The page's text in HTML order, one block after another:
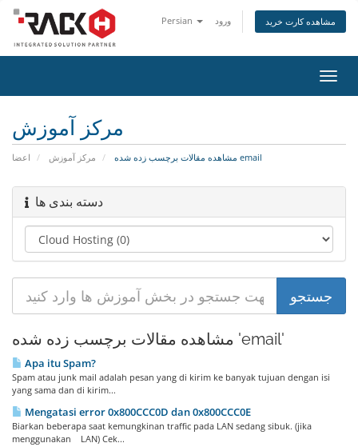
Persian ورود مشاهده کارت خرید
تغییر
مرکز آموزش
اعضا مرکز آموزش مشاهده مقالات برچسب زده شده email
دسته بندی ها
مشاهده مقالات برچسب زده شده 'email'
Apa itu Spam?
Spam atau junk mail adalah pesan yang di kirim ke banyak tujuan dengan isi
yang sama dan di kirim...
Mengatasi error 0x800CCC0D dan 0x800CCC0E
Biarkan beberapa saat kemungkinan traffic pada LAN sedang sibuk. (jika
menggunakan LAN) Cek...